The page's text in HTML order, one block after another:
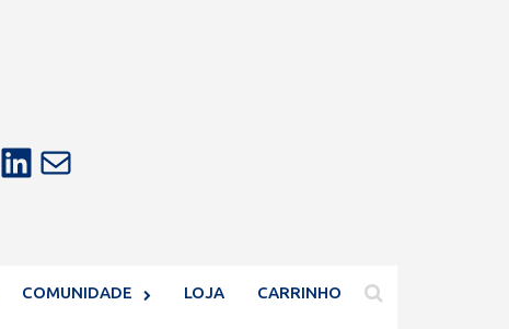
LinkedIn E-mail
COMUNIDADE LOJA CARRINHO